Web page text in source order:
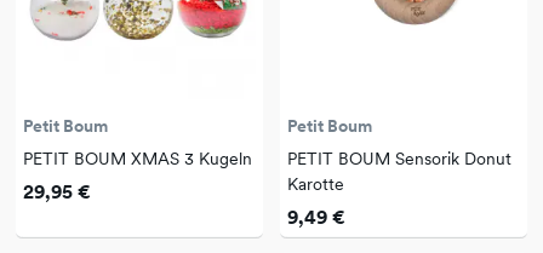
Petit Boum
PETIT BOUM XMAS 3 Kugeln
29,95 €
Petit Boum
PETIT BOUM Sensorik Donut
Karotte
9,49 €